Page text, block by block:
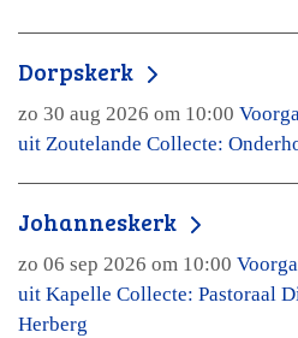
Dorpskerk
zo 30 aug 2026 om 10:00
uit Zoutelande Collecte:
Johanneskerk
zo 06 sep 2026 om 10:00
uit Kapelle Collecte: Pastoraal
Herberg